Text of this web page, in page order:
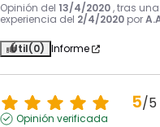
Opinión del 13/4/2020 , tras una
experiencia del 2/4/2020 por
Útil(0) Informe
5/5
Opinión verificada